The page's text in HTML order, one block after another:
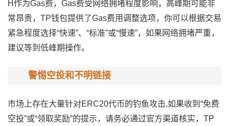
H作为Gas费，Gas费受网络拥堵程度影响，高峰期可能非
常昂贵，TP钱包提供了Gas费用调整选项，你可以根据交易
紧急程度选择“快速”、“标准”或“慢速”，如果网络拥堵严重，
建议等到低峰期操作。
警惕空投和不明链接
市场上存在大量针对ERC20代币的钓鱼攻击,如果收到“免费
空投”或“领取奖励”的提示，请务必通过官方渠道核实，TP